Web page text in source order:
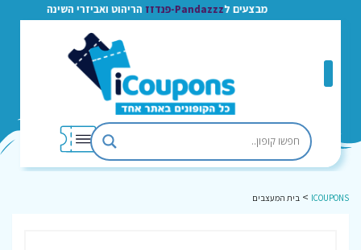
מבצעים לPandazzz-פנדזז הריהוט ואביזרי השינה
ICOUPONS
> בית המעצבים